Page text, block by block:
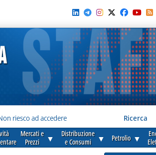
riesco ad accedere Ricerca
Mercati e
Prezzi
▼
Distribuzione
e Consumi
▼ Petrolio ▼